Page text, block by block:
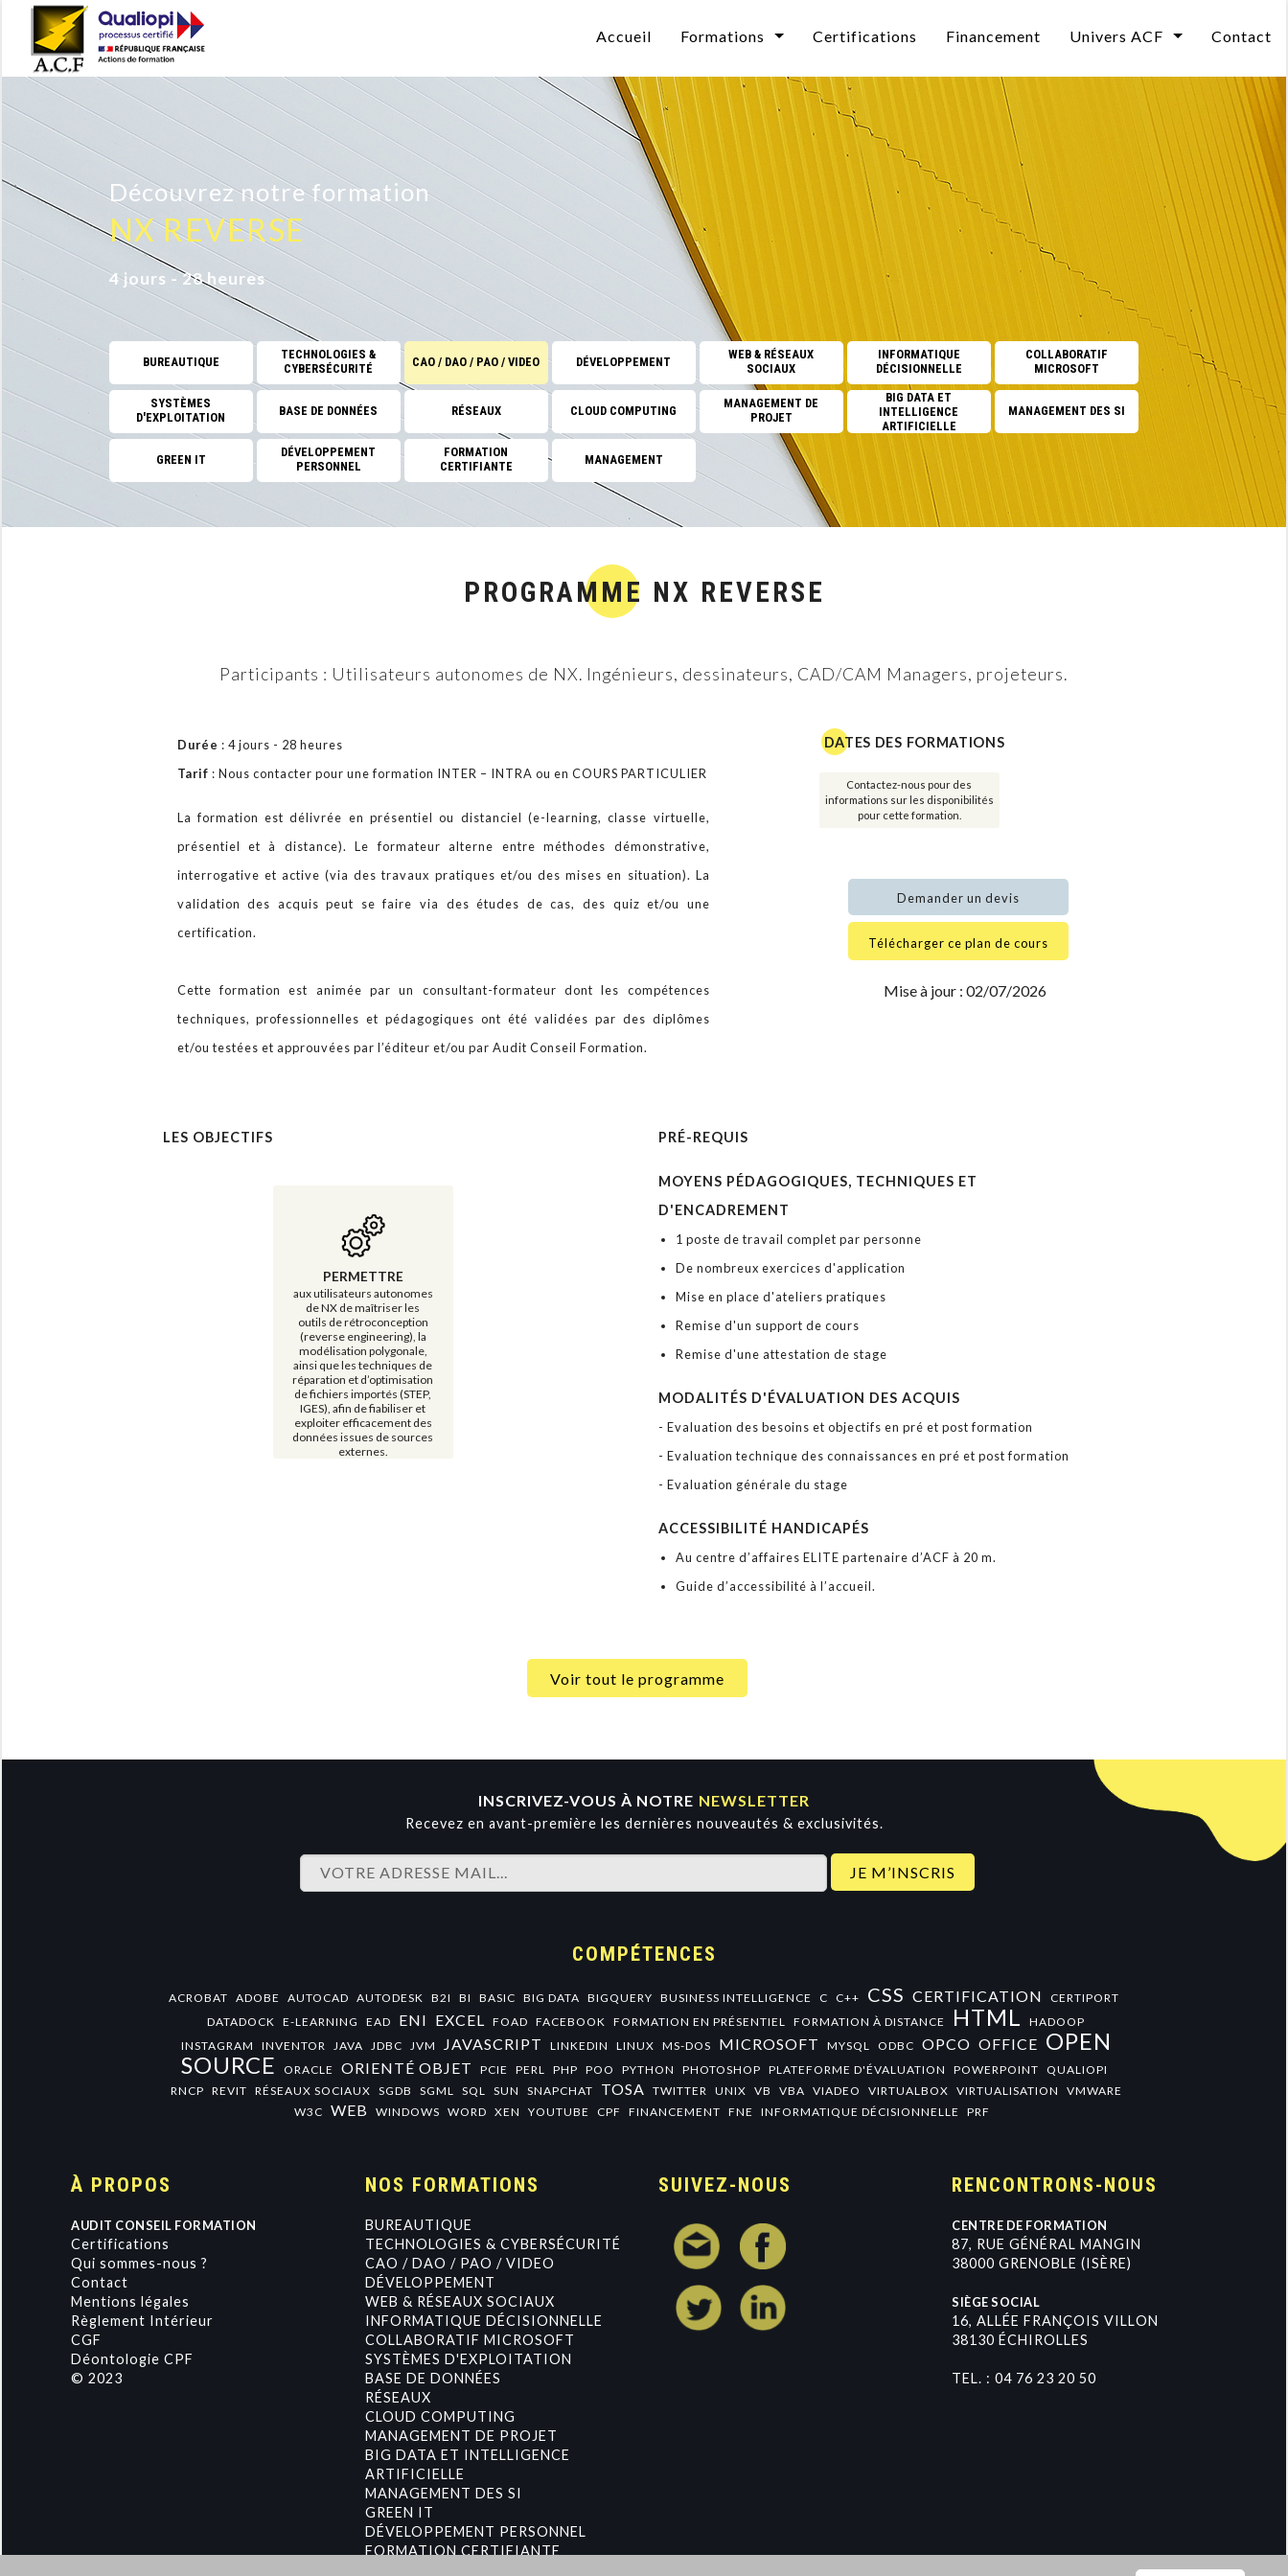
Accueil Formations
Bureautique
Technologies & Cybersécurité
CAO / DAO / PAO / VIDEO
Développement
Web & Réseaux Sociaux
Informatique Décisionnelle
Collaboratif Microsoft
Systèmes d'exploitation
Base de données
Réseaux
Cloud Computing
Big data et intelligence artificielle
GREEN IT
Développement personnel
FORMATION CERTIFIANTE
Management
Certifications Financement Univers ACF
Qui sommes-nous ?
L’évolution des compétences informatiques en
Les pièges avec l’IA
Et si former valait mieux que recruter ?
L'impact de l'ia sur vos métiers
CPF 2026 : un reste à charge porté à 150 €
CPF : Une ressource sous-utilisée.
Se former à l’Intelligence Artificielle
CPF : une ressource sous-utilisée, quel avenir
Nouveautés Qualiopi en 2025
L'Intelligence Artificielle : Une révolution au
Les fondamentaux de la cybersécurité
Notre BLOG
Contact
Découvrez notre formation
NX REVERSE
4 jours - 28 heures
BUREAUTIQUE
TECHNOLOGIES &
CYBERSÉCURITÉ
CAO / DAO / PAO / VIDEO DÉVELOPPEMENT
WEB & RÉSEAUX
SOCIAUX
INFORMATIQUE
DÉCISIONNELLE
COLLABORATIF
MICROSOFT
SYSTÈMES
D'EXPLOITATION
BASE DE DONNÉES RÉSEAUX CLOUD COMPUTING
MANAGEMENT DE
PROJET
BIG DATA ET
INTELLIGENCE
ARTIFICIELLE
MANAGEMENT DES SI
GREEN IT
DÉVELOPPEMENT
PERSONNEL
FORMATION
CERTIFIANTE
MANAGEMENT
PROGRAMME NX REVERSE
Participants : Utilisateurs autonomes de NX. Ingénieurs, dessinateurs, CAD/CAM Managers, projeteurs.
Durée : 4 jours - 28 heures
Tarif : Nous contacter pour une formation INTER – INTRA ou en COURS PARTICULIER
La formation est délivrée en présentiel ou distanciel (e-learning, classe virtuelle,
présentiel et à distance). Le formateur alterne entre méthodes démonstrative,
interrogative et active (via des travaux pratiques et/ou des mises en situation). La
validation des acquis peut se faire via des études de cas, des quiz et/ou une
certification.
Cette formation est animée par un consultant-formateur dont les compétences
techniques, professionnelles et pédagogiques ont été validées par des diplômes
et/ou testées et approuvées par l’éditeur et/ou par Audit Conseil Formation.
DATES DES FORMATIONS
Contactez-nous pour des
informations sur les disponibilités
pour cette formation.
Demander un devis
Télécharger ce plan de cours
Mise à jour : 02/07/2026
LES OBJECTIFS
PERMETTRE
aux utilisateurs autonomes
de NX de maîtriser les
outils de rétroconception
(reverse engineering), la
modélisation polygonale,
ainsi que les techniques de
réparation et d’optimisation
de fichiers importés (STEP,
IGES), afin de fiabiliser et
exploiter efficacement des
données issues de sources
externes.
PRÉ-REQUIS
MOYENS PÉDAGOGIQUES, TECHNIQUES ET
D'ENCADREMENT
1 poste de travail complet par personne
De nombreux exercices d'application
Mise en place d'ateliers pratiques
Remise d'un support de cours
Remise d'une attestation de stage
MODALITÉS D'ÉVALUATION DES ACQUIS
- Evaluation des besoins et objectifs en pré et post formation
- Evaluation technique des connaissances en pré et post formation
- Evaluation générale du stage
ACCESSIBILITÉ HANDICAPÉS
Au centre d’affaires ELITE partenaire d’ACF à 20 m.
Guide d’accessibilité à l’accueil.
Voir tout le programme
INSCRIVEZ-VOUS À NOTRE NEWSLETTER
Recevez en avant-première les dernières nouveautés & exclusivités.
COMPÉTENCES
ACROBAT ADOBE AUTOCAD AUTODESK B2I BI BASIC BIG DATA BIGQUERY BUSINESS INTELLIGENCE C C++ CSS CERTIFICATION
CERTIPORT
DATADOCK E-LEARNING EAD ENI EXCEL FOAD FACEBOOK FORMATION EN PRÉSENTIEL FORMATION À DISTANCE HTML
HADOOP
INSTAGRAM
INVENTOR JAVA JDBC JVM JAVASCRIPT LINKEDIN LINUX MS-DOS MICROSOFT MYSQL ODBC OPCO OFFICE OPEN
SOURCE
ORACLE ORIENTÉ OBJET PCIE PERL PHP POO PYTHON PHOTOSHOP PLATEFORME D'ÉVALUATION POWERPOINT
QUALIOPI
RNCP REVIT RÉSEAUX SOCIAUX SGDB SGML SQL SUN SNAPCHAT TOSA TWITTER UNIX VB VBA VIADEO VIRTUALBOX VIRTUALISATION
VMWARE
W3C WEB WINDOWS WORD XEN YOUTUBE CPF FINANCEMENT FNE INFORMATIQUE DÉCISIONNELLE PRF
À PROPOS
AUDIT CONSEIL FORMATION
Certifications
Qui sommes-nous ?
Contact
Mentions légales
Règlement Intérieur
CGF
Déontologie CPF
© 2023
NOS FORMATIONS
BUREAUTIQUE
TECHNOLOGIES & CYBERSÉCURITÉ
CAO / DAO / PAO / VIDEO
DÉVELOPPEMENT
WEB & RÉSEAUX SOCIAUX
INFORMATIQUE DÉCISIONNELLE
COLLABORATIF MICROSOFT
SYSTÈMES D'EXPLOITATION
BASE DE DONNÉES
RÉSEAUX
CLOUD COMPUTING
MANAGEMENT DE PROJET
BIG DATA ET INTELLIGENCE
ARTIFICIELLE
MANAGEMENT DES SI
GREEN IT
DÉVELOPPEMENT PERSONNEL
FORMATION CERTIFIANTE
SUIVEZ-NOUS RENCONTRONS-NOUS
CENTRE DE FORMATION
87, RUE GÉNÉRAL MANGIN
38000 GRENOBLE (ISÈRE)
SIÈGE SOCIAL
16, ALLÉE FRANÇOIS VILLON
381 30 ÉCHI ROLLES
TEL. :04 76 23 20 50